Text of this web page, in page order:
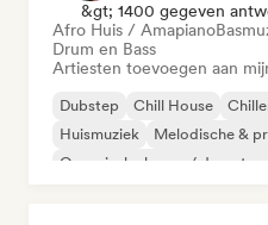
&gt; 1400 gegeven
Afro Huis / Amapiano
Drum en Bass
Artiesten toevoegen aan
Dubstep Chill House
Huismuziek
Melodische &
Organische house /